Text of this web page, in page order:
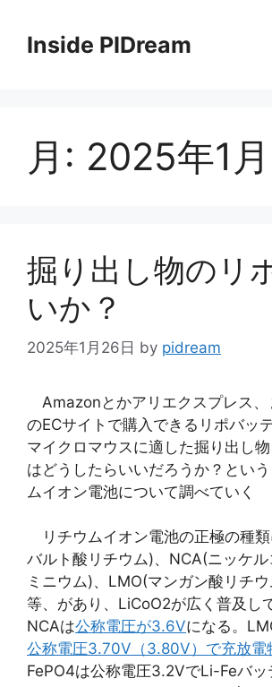
Inside PIDream
月: 2025年1月
掘り出し物のリ
いか？
2025年1月26日 by pidream
Amazonとかアリエクスプレス、
のECサイトで購入できるリポバッ
マイクロマウスに適した掘り出し
はどうしたらいいだろうか？とい
ムイオン電池について調べていく
リチウムイオン電池の正極の種
バルト酸リチウム)、NCA(ニッケ
ミニウム)、LMO(マンガン酸リチ
等、があり、LiCoO2が広く普及し
NCAは公称電圧が3.6Vになる。
公称電圧3.70V（3.80V）で充放電
FePO4は公称電圧3.2VでLi-Feバッ